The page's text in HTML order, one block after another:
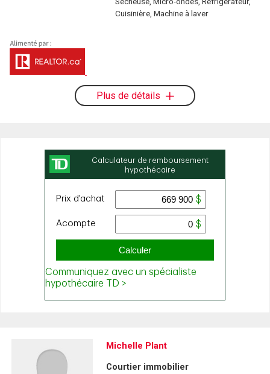
Cuisinière, Machine à laver
Plus de détails
Michelle Plant
Courtier immobilier